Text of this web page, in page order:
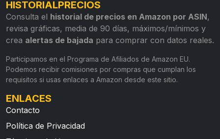
HISTORIALPRECIOS
Consulta el historial de precios en Amazon por ASIN,
revisa gráficas, media de 90 días, máximos/mínimos y
crea alertas de bajada para comprar con datos reales.
Participamos en el Programa de Afiliados de Amazon EU.
Podemos recibir comisiones por compras que cumplan los
requisitos si usas enlaces a Amazon desde este sitio.
ENLACES
Contacto
Política de Privacidad